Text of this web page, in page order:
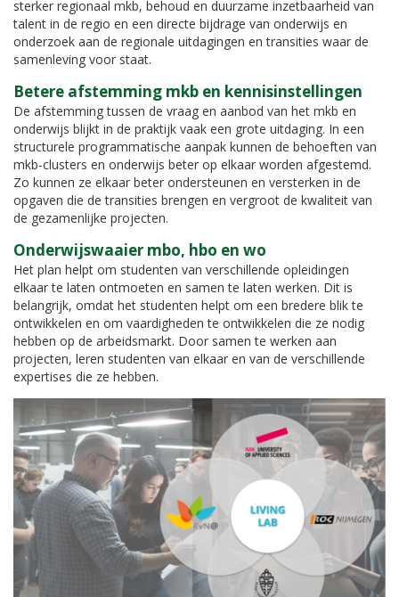
sterker regionaal mkb, behoud en duurzame inzetbaarheid van
talent in de regio en een directe bijdrage van onderwijs en
onderzoek aan de regionale uitdagingen en transities waar de
samenleving voor staat.
Betere afstemming mkb en kennisinstellingen
De afstemming tussen de vraag en aanbod van het mkb en
onderwijs blijkt in de praktijk vaak een grote uitdaging. In een
structurele programmatische aanpak kunnen de behoeften van
mkb-clusters en onderwijs beter op elkaar worden afgestemd.
Zo kunnen ze elkaar beter ondersteunen en versterken in de
opgaven die de transities brengen en vergroot de kwaliteit van
de gezamenlijke projecten.
Onderwijswaaier mbo, hbo en wo
Het plan helpt om studenten van verschillende opleidingen
elkaar te laten ontmoeten en samen te laten werken. Dit is
belangrijk, omdat het studenten helpt om een bredere blik te
ontwikkelen en om vaardigheden te ontwikkelen die ze nodig
hebben op de arbeidsmarkt. Door samen te werken aan
projecten, leren studenten van elkaar en van de verschillende
expertises die ze hebben.